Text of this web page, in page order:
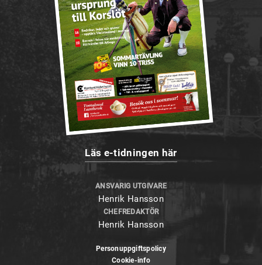
Läs e-tidningen här
ANSVARIG UTGIVARE
Henrik Hansson
CHEFREDAKTÖR
Henrik Hansson
Personuppgiftspolicy
Cookie-info